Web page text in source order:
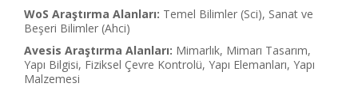
WoS Araştırma Alanları: Temel Bilimler (Sci), Sanat ve
Beşeri Bilimler (Ahci)
Avesis Araştırma Alanları: Mimarlık, Mimarı Tasarım,
Yapı Bilgisi, Fiziksel Çevre Kontrolü, Yapı Elemanları, Yapı
Malzemesi